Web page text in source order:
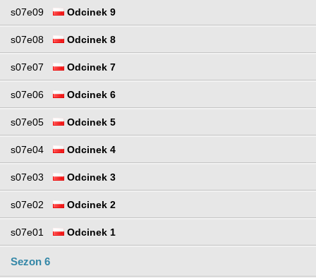
s07e09 Odcinek 9
s07e08 Odcinek 8
s07e07 Odcinek 7
s07e06 Odcinek 6
s07e05 Odcinek 5
s07e04 Odcinek 4
s07e03 Odcinek 3
s07e02 Odcinek 2
s07e01 Odcinek 1
Sezon 6